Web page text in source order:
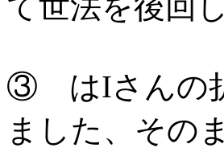
③ はIさんの折
ました、その